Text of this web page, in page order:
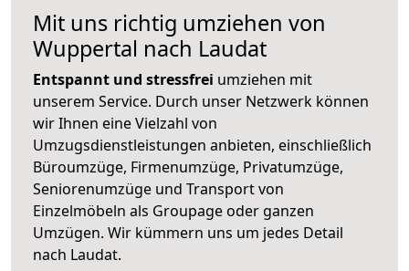
Mit uns richtig umziehen von
Wuppertal nach Laudat
Entspannt und stressfrei umziehen mit
unserem Service. Durch unser Netzwerk können
wir Ihnen eine Vielzahl von
Umzugsdienstleistungen anbieten, einschließlich
Büroumzüge, Firmenumzüge, Privatumzüge,
Seniorenumzüge und Transport von
Einzelmöbeln als Groupage oder ganzen
Umzügen. Wir kümmern uns um jedes Detail
nach Laudat.